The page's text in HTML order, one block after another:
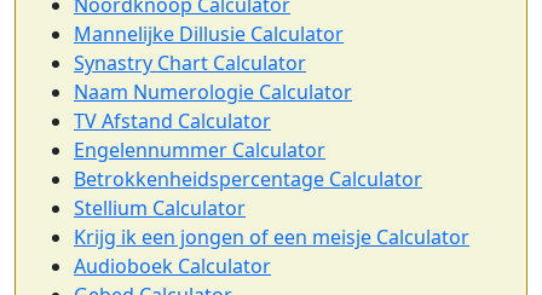
Mannelijke Dillusie Calculator
Synastry Chart Calculator
Naam Numerologie Calculator
TV Afstand Calculator
Engelennummer Calculator
Betrokkenheidspercentage Calculator
Stellium Calculator
Krijg ik een jongen of een meisje Calculator
Audioboek Calculator